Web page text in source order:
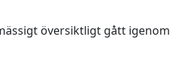
översiktligt gått igenom